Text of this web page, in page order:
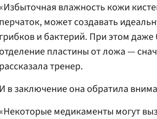
«Избыточная влажность кожи
перчаток, может создавать
грибков и бактерий. При этом даже
отделение пластины от ложа —
рассказала тренер.
И в заключение она обратила
«Некоторые медикаменты могут